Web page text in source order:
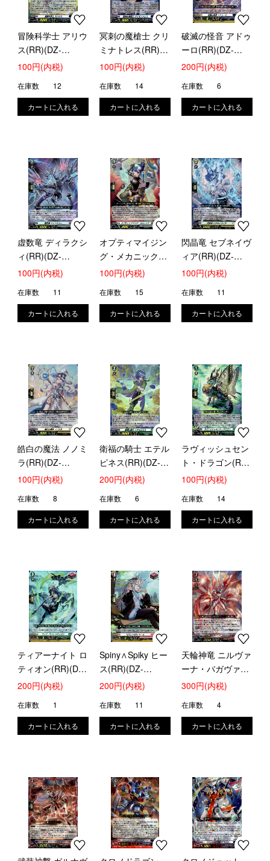
冒険科学士 アリウ
ス(RR)(DZ-
SS16/036)
100円(内税)
在庫数 12
冥刺の魔槍士 クリ
ミナトレス(RR)
(DZ-SS16/037)
100円(内税)
在庫数 14
破滅の怪音 アドゥ
ーロ(RR)(DZ-
SS16/038)
200円(内税)
在庫数 6
虚数竜 ディラクシ
ィ(RR)(DZ-
SS16/039)
100円(内税)
在庫数 11
オプティマイジン
グ・メカニック
(RR)(DZ-
100円(内税)
在庫数 15
閃晶竜 セブネイヴ
ィア(RR)(DZ-
SS16/042)
100円(内税)
在庫数 11
皓白の魔法 ノノミ
ラ(RR)(DZ-
SS16/043)
100円(内税)
在庫数 8
衛福の騎士 エテル
ピネス(RR)(DZ-
SS16/045)
200円(内税)
在庫数 6
ラヴィッシュセン
ト・ドラゴン(RR)
(DZ-SS16/046)
100円(内税)
在庫数 14
ティアーナイト ロ
ティオン(RR)(DZ-
SS16/047)
200円(内税)
在庫数 1
Spiny∧Spiky ヒー
ス(RR)(DZ-
SS16/048)
200円(内税)
在庫数 11
天輪神竜 ニルヴァ
ーナ・バガヴァー
ン(LGRRR)(DZ-
300円(内税)
在庫数 4